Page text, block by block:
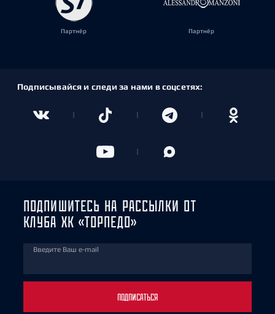
Партнёр Партнёр
Подписывайся и следи за нами в соцсетях:
ПОДПИШИТЕСЬ НА РАССЫЛКИ ОТ
КЛУБА ХК «ТОРПЕДО»
Введите Ваш e-mail
ПОДПИСАТЬСЯ